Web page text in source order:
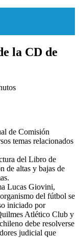
la CD de
de Comisión
temas relacionados
del Libro de
de altas y bajas de
Lucas Giovini,
del fútbol se
iniciado por
Atlético Club y
debe resolverse
judicial que